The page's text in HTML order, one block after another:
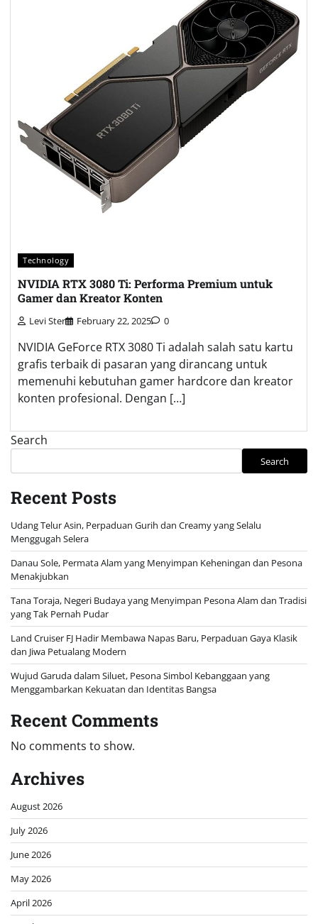
Technology
NVIDIA RTX 3080 Ti: Performa Premium untuk
Gamer dan Kreator Konten
Levi Ster February 22, 2025 0
NVIDIA GeForce RTX 3080 Ti adalah salah satu kartu
grafis terbaik di pasaran yang dirancang untuk
memenuhi kebutuhan gamer hardcore dan kreator
konten profesional. Dengan […]
Search
Search
Recent Posts
Udang Telur Asin, Perpaduan Gurih dan Creamy yang Selalu
Menggugah Selera
Danau Sole, Permata Alam yang Menyimpan Keheningan dan Pesona
Menakjubkan
Tana Toraja, Negeri Budaya yang Menyimpan Pesona Alam dan Tradisi
yang Tak Pernah Pudar
Land Cruiser FJ Hadir Membawa Napas Baru, Perpaduan Gaya Klasik
dan Jiwa Petualang Modern
Wujud Garuda dalam Siluet, Pesona Simbol Kebanggaan yang
Menggambarkan Kekuatan dan Identitas Bangsa
Recent Comments
No comments to show.
Archives
August 2026
July 2026
June 2026
May 2026
April 2026